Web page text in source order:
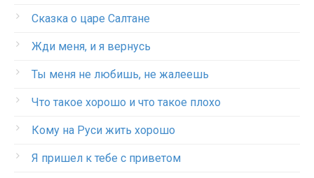
Сказка о царе Салтане
Жди меня, и я вернусь
Ты меня не любишь, не жалеешь
Что такое хорошо и что такое плохо
Кому на Руси жить хорошо
Я пришел к тебе с приветом